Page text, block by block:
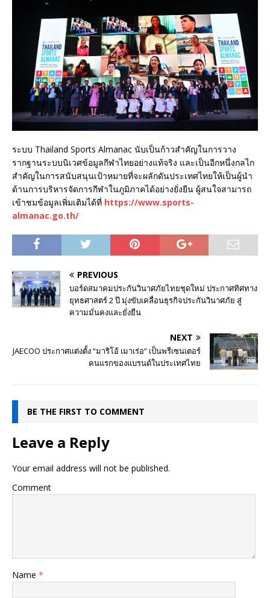
ระบบ Thailand Sports Almanac นับเป็นก้าวสำคัญในการวาง
รากฐานระบบนิเวศข้อมูลกีฬาไทยอย่างแท้จริง และเป็นอีกหนึ่งกลไก
สำคัญในการสนับสนุนเป้าหมายที่จะผลักดันประเทศไทยให้เป็นผู้นำ
ด้านการบริหารจัดการกีฬาในภูมิภาคได้อย่างยั่งยืน ผู้สนใจสามารถ
เข้าชมข้อมูลเพิ่มเติมได้ที่ https://www.sports-
almanac.go.th/
PREVIOUS
บอร์ดสมาคมประกันวินาศภัยไทยชุดใหม่ ประกาศทิศทาง
ยุทธศาสตร์ 2 ปี มุ่งขับเคลื่อนธุรกิจประกันวินาศภัย สู่
ความมั่นคงและยั่งยืน
NEXT
JAECOO ประกาศแต่งตั้ง “มาริโอ้ เมาเร่อ” เป็นพรีเซนเตอร์
คนแรกของแบรนด์ในประเทศไทย
BE THE FIRST TO COMMENT
Leave a Reply
Your email address will not be published.
Comment
Name *